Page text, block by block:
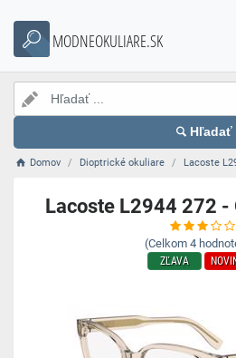
MODNEOKULIARE.SK
Hľadať
Domov Dioptrické okuliare Lacoste
Lacoste L2944 272 -
(Celkom 4
ZĽAVA